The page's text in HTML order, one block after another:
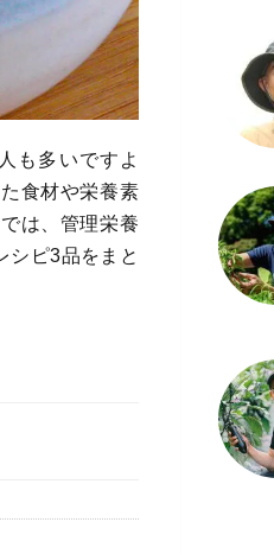
も多いですよ
食材や栄養素
は、管理栄養
シピ3品をまと